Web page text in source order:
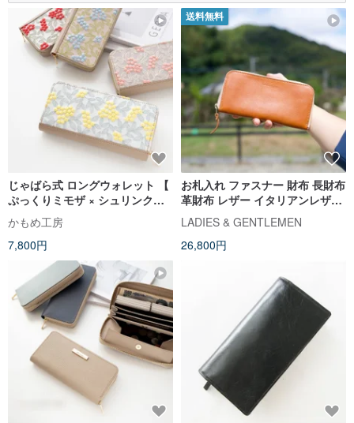
じゃばら式 ロングウォレット 【
ぷっくりミモザ × シュリンクレ
ザー 】 送料無料 本革 長財布 プ
レゼント HW67K
かもめ工房
7,800円
送料無料
お札入れ ファスナー 財布 長財布
革財布 レザー イタリアンレザー
革
LADIES & GENTLEMEN
26,800円